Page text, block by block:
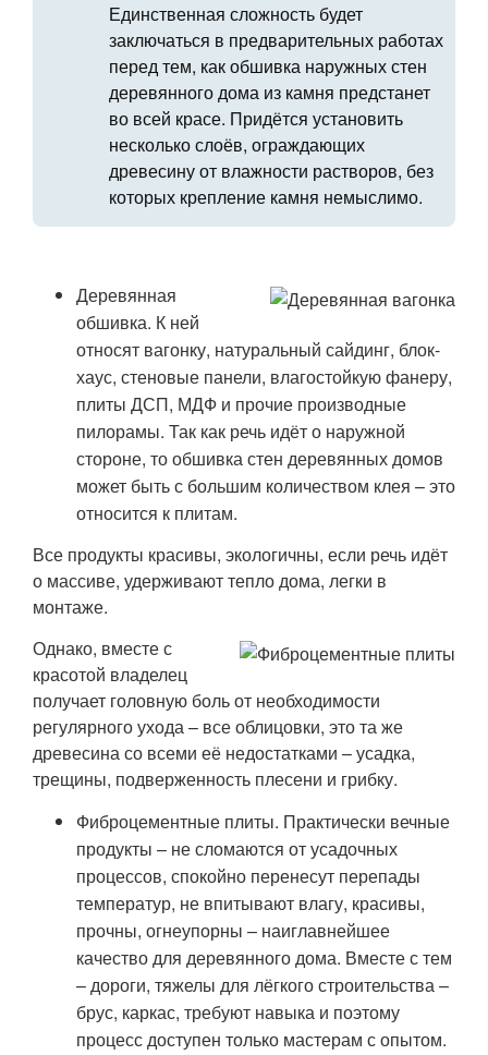
Единственная сложность будет
заключаться в предварительных работах
перед тем, как обшивка наружных стен
деревянного дома из камня предстанет
во всей красе. Придётся установить
несколько слоёв, ограждающих
древесину от влажности растворов, без
которых крепление камня немыслимо.
Деревянная
обшивка. К ней
относят вагонку, натуральный сайдинг, блок-
хаус, стеновые панели, влагостойкую фанеру,
плиты ДСП, МДФ и прочие производные
пилорамы. Так как речь идёт о наружной
стороне, то обшивка стен деревянных домов
может быть с большим количеством клея – это
относится к плитам.
Все продукты красивы, экологичны, если речь идёт
о массиве, удерживают тепло дома, легки в
монтаже.
Однако, вместе с
красотой владелец
получает головную боль от необходимости
регулярного ухода – все облицовки, это та же
древесина со всеми её недостатками – усадка,
трещины, подверженность плесени и грибку.
Фиброцементные плиты. Практически вечные
продукты – не сломаются от усадочных
процессов, спокойно перенесут перепады
температур, не впитывают влагу, красивы,
прочны, огнеупорны – наиглавнейшее
качество для деревянного дома. Вместе с тем
– дороги, тяжелы для лёгкого строительства –
брус, каркас, требуют навыка и поэтому
процесс доступен только мастерам с опытом.